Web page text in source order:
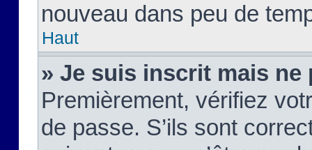
nouveau dans peu de
Haut
» Je suis inscrit mais ne
Premièrement, vérifiez
de passe. S’ils sont